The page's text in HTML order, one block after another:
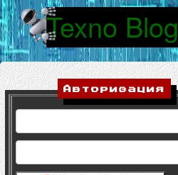
Texno Blog
Авторизация